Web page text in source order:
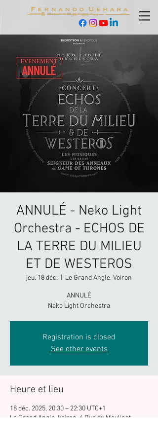
ANNULÉ - Neko Light
Orchestra - ECHOS DE
LA TERRE DU MILIEU
ET DE WESTEROS
jeu. 18 déc. Le Grand Angle, Voiron
ANNULÉ
Neko Light Orchestra
Registration is closed
See other events
Heure et lieu
18 déc. 2025, 20:30 – 22:30 UTC+1
Le Grand Angle, Voiron, 6 Rue du Moulinet,